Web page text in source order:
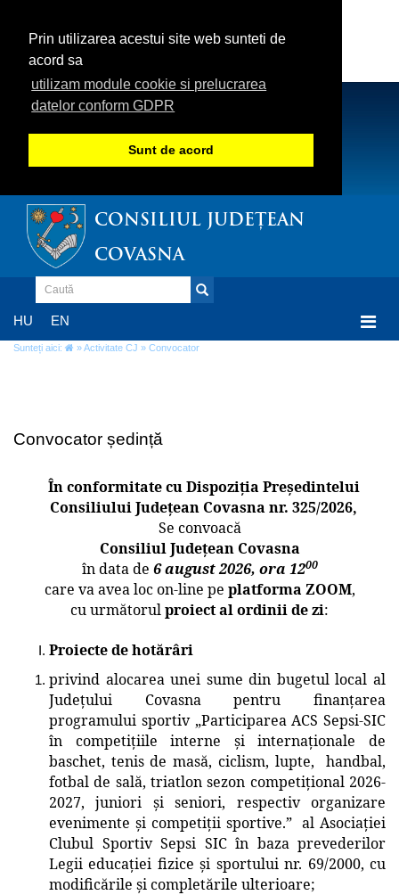
Prin utilizarea acestui site web sunteti de
acord sa
utilizam module cookie si prelucrarea
datelor conform GDPR
Sunt de acord
CONSILIUL JUDEȚEAN
COVASNA
HU EN
Sunteți aici: »Activitate CJ » Convocator
Convocator ședință
În conformitate cu Dispoziția Președintelui
Consiliului Județean Covasna nr. 325/2026,
Se convoacă
Consiliul Judeţean Covasna
în data de 6 august 2026, ora 1200
care va avea loc on-line pe platforma ZOOM,
cu următorulproiect al ordinii de zi:
Proiecte de hotărâri
privind alocarea unei sume din bugetul local al
Județului Covasna pentru finanțarea
programului sportiv „Participarea ACS Sepsi-SIC
în competițiile interne și internaționale de
baschet, tenis de masă, ciclism, lupte, handbal,
fotbal de sală, triatlon sezon competițional 2026-
2027, juniori și seniori, respectiv organizare
evenimente și competiții sportive.” al Asociației
Clubul Sportiv Sepsi SIC în baza prevederilor
Legii educației fizice și sportului nr. 69/2000, cu
modificările și completările ulterioare;